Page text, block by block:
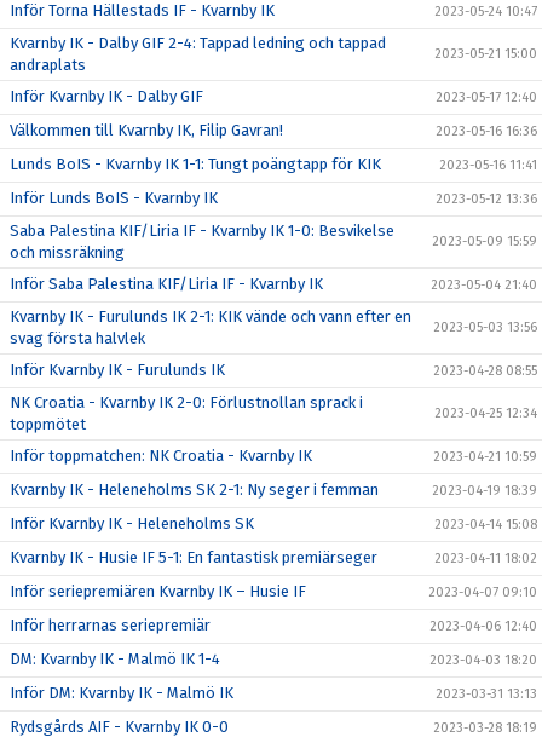
Inför Torna Hällestads IF - Kvarnby IK 2023-05-24 10:47
Kvarnby IK - Dalby GIF 2-4: Tappad ledning och tappad
andraplats
2023-05-21 15:00
Inför Kvarnby IK - Dalby GIF 2023-05-17 12:40
Välkommen till Kvarnby IK, Filip Gavran! 2023-05-16 16:36
Lunds BoIS - Kvarnby IK 1-1: Tungt poängtapp för KIK 2023-05-16 11:41
Inför Lunds BoIS - Kvarnby IK 2023-05-12 13:36
Saba Palestina KIF/Liria IF - Kvarnby IK 1-0: Besvikelse
och missräkning
2023-05-09 15:59
Inför Saba Palestina KIF/Liria IF - Kvarnby IK 2023-05-04 21:40
Kvarnby IK - Furulunds IK 2-1: KIK vände och vann efter en
svag första halvlek
2023-05-03 13:56
Inför Kvarnby IK - Furulunds IK 2023-04-28 08:55
NK Croatia - Kvarnby IK 2-0: Förlustnollan sprack i
toppmötet
2023-04-25 12:34
Inför toppmatchen: NK Croatia - Kvarnby IK 2023-04-21 10:59
Kvarnby IK - Heleneholms SK 2-1: Ny seger i femman 2023-04-19 18:39
Inför Kvarnby IK - Heleneholms SK 2023-04-14 15:08
Kvarnby IK - Husie IF 5-1: En fantastisk premiärseger 2023-04-11 18:02
Inför seriepremiären Kvarnby IK – Husie IF 2023-04-07 09:10
Inför herrarnas seriepremiär 2023-04-06 12:40
DM: Kvarnby IK - Malmö IK 1-4 2023-04-03 18:20
Inför DM: Kvarnby IK - Malmö IK 2023-03-31 13:13
Rydsgårds AIF - Kvarnby IK 0-0 2023-03-28 18:19